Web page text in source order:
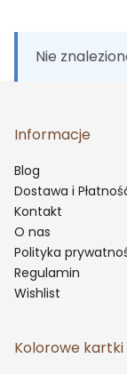
Nie
Informacje
Blog
Dostawa i
Kontakt
O nas
Polityka
Regulamin
Wishlist
Kolorowe